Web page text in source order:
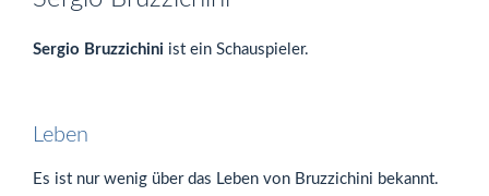
Sergio Bruzzichini ist ein Schauspieler.
Leben
Es ist nur wenig über das Leben von Bruzzichini bekannt.